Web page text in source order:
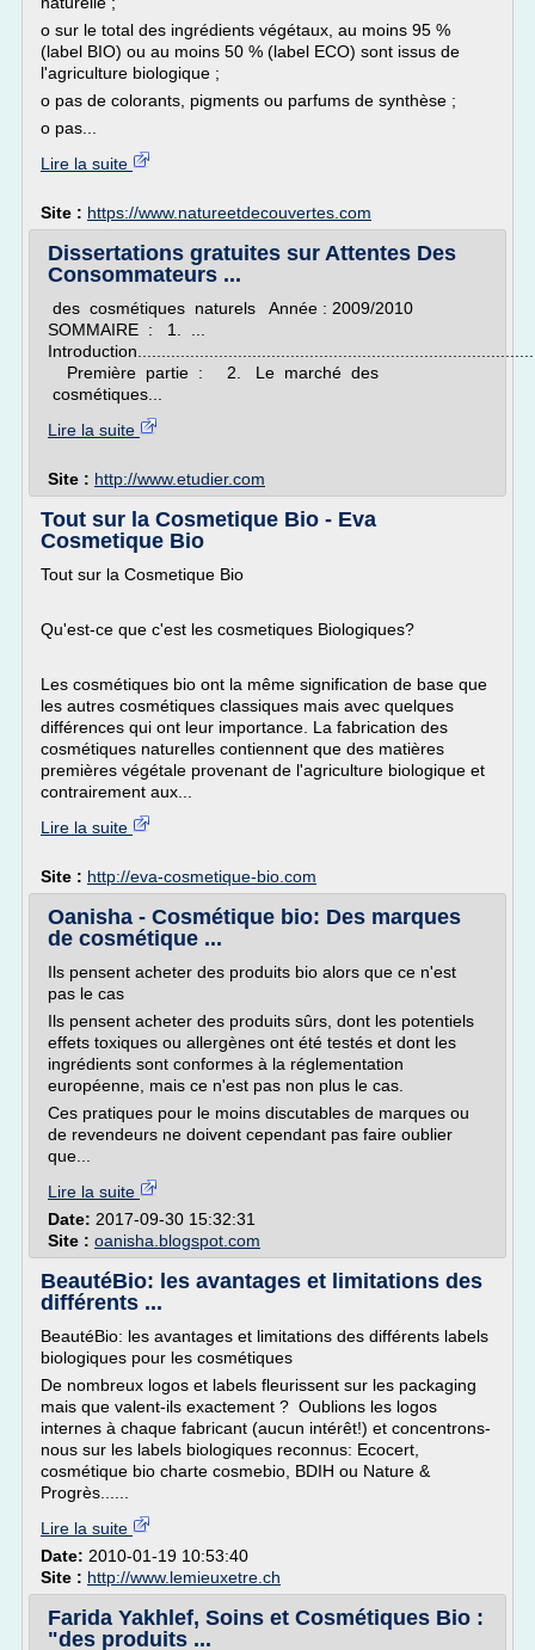
o sur le total des ingrédients végétaux, au moins 95 %
(label BIO) ou au moins 50 % (label ECO) sont issus de
l'agriculture biologique ;
o pas de colorants, pigments ou parfums de synthèse ;
o pas...
Lire la suite
Site : https://www.natureetdecouvertes.com
Dissertations gratuites sur Attentes Des
Consommateurs ...
des cosmétiques naturels Année : 2009/2010
SOMMAIRE : 1. ...
Première partie : 2. Le marché des
cosmétiques...
Lire la suite
Site : http://www.etudier.com
Tout sur la Cosmetique Bio - Eva
Cosmetique Bio
Tout sur la Cosmetique Bio
Qu'est-ce que c'est les cosmetiques Biologiques?
Les cosmétiques bio ont la même signification de base que
les autres cosmétiques classiques mais avec quelques
différences qui ont leur importance. La fabrication des
cosmétiques naturelles contiennent que des matières
premières végétale provenant de l'agriculture biologique et
contrairement aux...
Lire la suite
Site : http://eva-cosmetique-bio.com
Oanisha - Cosmétique bio: Des marques
de cosmétique ...
Ils pensent acheter des produits bio alors que ce n'est
pas le cas
Ils pensent acheter des produits sûrs, dont les potentiels
effets toxiques ou allergènes ont été testés et dont les
ingrédients sont conformes à la réglementation
européenne, mais ce n'est pas non plus le cas.
Ces pratiques pour le moins discutables de marques ou
de revendeurs ne doivent cependant pas faire oublier
que...
Lire la suite
Date: 2017-09-30 15:32:31
Site : oanisha.blogspot.com
BeautéBio: les avantages et limitations des
différents ...
BeautéBio: les avantages et limitations des différents labels
biologiques pour les cosmétiques
De nombreux logos et labels fleurissent sur les packaging
mais que valent-ils exactement ? Oublions les logos
internes à chaque fabricant (aucun intérêt!) et concentrons-
nous sur les labels biologiques reconnus: Ecocert,
cosmétique bio charte cosmebio, BDIH ou Nature &
Progrès......
Lire la suite
Date: 2010-01-19 10:53:40
Site : http://www.lemieuxetre.ch
Farida Yakhlef, Soins et Cosmétiques Bio :
"des produits ...